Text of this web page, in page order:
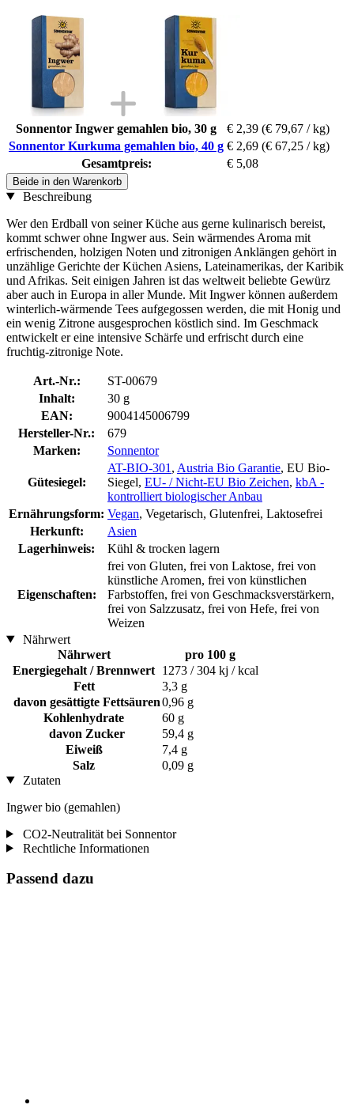
Sonnentor Ingwer gemahlen bio, 30 g € 2,39 (€ 79,67 / kg)
Sonnentor Kurkuma gemahlen bio, 40 g € 2,69 (€ 67,25 / kg)
Gesamtpreis:
€ 5,08
Beide in den Warenkorb
Beschreibung
Wer den Erdball von seiner Küche aus gerne kulinarisch bereist,
kommt schwer ohne Ingwer aus. Sein wärmendes Aroma mit
erfrischenden, holzigen Noten und zitronigen Anklängen gehört in
unzählige Gerichte der Küchen Asiens, Lateinamerikas, der Karibik
und Afrikas. Seit einigen Jahren ist das weltweit beliebte Gewürz
aber auch in Europa in aller Munde. Mit Ingwer können außerdem
winterlich-wärmende Tees aufgegossen werden, die mit Honig und
ein wenig Zitrone ausgesprochen köstlich sind. Im Geschmack
entwickelt er eine intensive Schärfe und erfrischt durch eine
fruchtig-zitronige Note.
Art.-Nr.:
ST-00679
Inhalt:
30 g
EAN:
9004145006799
Hersteller-Nr.:
679
Marken:
Sonnentor
Gütesiegel:
AT-BIO-301 , Austria Bio Garantie, EU Bio-
Siegel, EU- / Nicht-EU Bio Zeichen, kbA -
kontrolliert biologischer Anbau
Ernährungsform: Vegan, Vegetarisch, Glutenfrei, Laktosefrei
Herkunft:
Asien
Lagerhinweis:
Kühl & trocken lagern
Eigenschaften:
frei von Gluten, frei von Laktose, frei von
künstliche Aromen, frei von künstlichen
Farbstoffen, frei von Geschmacksverstärkern,
frei von Salzzusatz, frei von Hefe, frei von
Weizen
Nährwert
Nährwert
pro 100 g
Energiegehalt / Brennwert 1273 / 304 kj / kcal
Fett
3,3 g
davon gesättigte Fettsäuren0,96 g
Kohlenhydrate
60 g
davon Zucker
59,4 g
Eiweiß
7,4 g
Salz
0,09 g
Zutaten
Ingwer bio (gemahlen)
CO2-Neutralität bei Sonnentor
Rechtliche Informationen
Passend dazu